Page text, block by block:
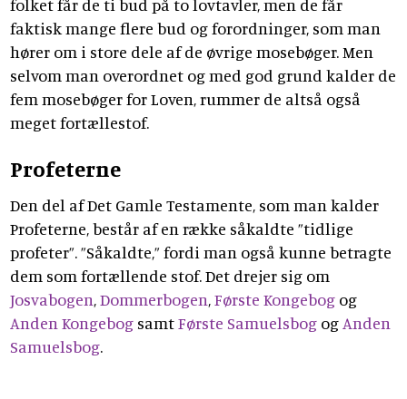
folket får de ti bud på to lovtavler, men de får
faktisk mange flere bud og forordninger, som man
hører om i store dele af de øvrige mosebøger. Men
selvom man overordnet og med god grund kalder de
fem mosebøger for Loven, rummer de altså også
meget fortællestof.
Profeterne
Den del af Det Gamle Testamente, som man kalder
Profeterne, består af en række såkaldte ”tidlige
profeter”. ”Såkaldte,” fordi man også kunne betragte
dem som fortællende stof. Det drejer sig om
Josvabogen,Dommerbogen,Første Kongebog og
Anden Kongebog samtFørste Samuelsbog og Anden
Samuelsbog.